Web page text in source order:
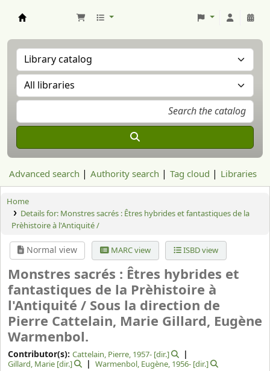
Advanced search Authority search Tag cloud Libraries
Home
Details for: Monstres sacrés : Êtres hybrides et fantastiques de la
Prèhistoire à l'Antiquité /
Normal view MARC view ISBD view
Monstres sacrés : Êtres hybrides et
fantastiques de la Prèhistoire à
l'Antiquité / Sous la direction de
Pierre Cattelain, Marie Gillard, Eugène
Warmenbol.
Contributor(s): Cattelain, Pierre, 1957- [dir.]
Gillard, Marie [dir.] Warmenbol, Eugène, 1956-[dir.]